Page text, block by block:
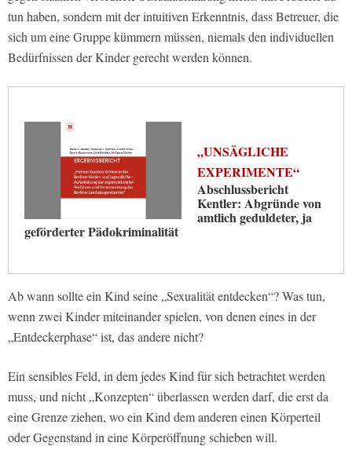
tun haben, sondern mit der intuitiven Erkenntnis, dass Betreuer, die
sich um eine Gruppe kümmern müssen, niemals den individuellen
Bedürfnissen der Kinder gerecht werden können.
„UNSÄGLICHE
EXPERIMENTE“
Abschlussbericht
Kentler: Abgründe von
amtlich geduldeter, ja
geförderter Pädokriminalität
Ab wann sollte ein Kind seine „Sexualität entdecken“? Was tun,
wenn zwei Kinder miteinander spielen, von denen eines in der
„Entdeckerphase“ ist, das andere nicht?
Ein sensibles Feld, in dem jedes Kind für sich betrachtet werden
muss, und nicht „Konzepten“ überlassen werden darf, die erst da
eine Grenze ziehen, wo ein Kind dem anderen einen Körperteil
oder Gegenstand in eine Körperöffnung schieben will.